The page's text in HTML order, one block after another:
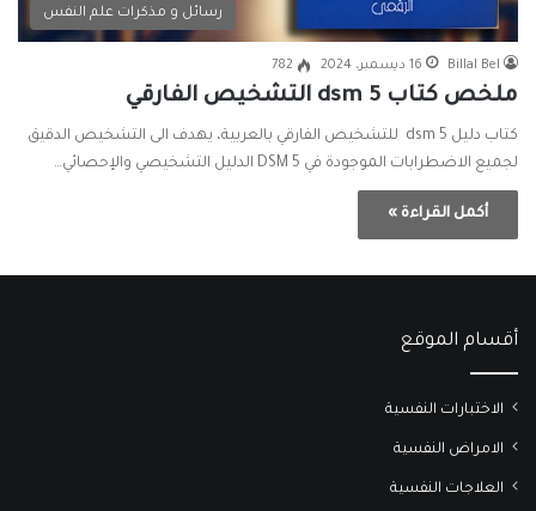
رسائل و مذكرات علم النفس
Billal Bel 16 ديسمبر، 2024 782
ملخص كتاب dsm 5 التشخيص الفارقي
كتاب دليل dsm 5 للتشخيص الفارقي بالعربية، يهدف الى التشخيص الدقيق
لجميع الاضطرابات الموجودة في DSM 5 الدليل التشخيصي والإحصائي…
أكمل القراءة »
أقسام الموقع
الاختبارات النفسية
الامراض النفسية
العلاجات النفسية